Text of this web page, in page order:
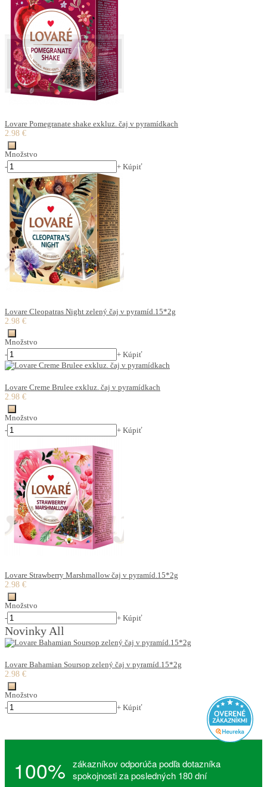
Lovare Pomegranate shake exkluz. čaj v pyramídkach
2.98 €
Množstvo
-
+ Kúpiť
Lovare Cleopatras Night zelený čaj v pyramíd.15*2g
2.98 €
Množstvo
-
+ Kúpiť
Lovare Creme Brulee exkluz. čaj v pyramídkach
2.98 €
Množstvo
-
+ Kúpiť
Lovare Strawberry Marshmallow čaj v pyramíd.15*2g
2.98 €
Množstvo
-
+ Kúpiť
Novinky All
Lovare Bahamian Soursop zelený čaj v pyramíd.15*2g
2.98 €
Množstvo
-
+ Kúpiť
100%
zákazníkov odporúča podľa dotazníka
spokojnosti za posledných 180 dní